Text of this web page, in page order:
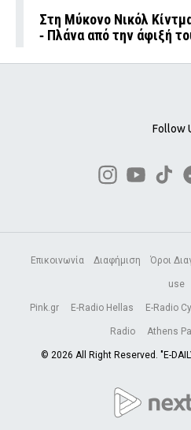
Στη Μύκονο Νικόλ
‑ Πλάνα από την άφιξή
Follow
Επικοινωνία Διαφήμιση Όροι
use
Pink.gr E-Radio Hellas E-Radio
Radio Athens
© 2026 All Right Reserved. "E-